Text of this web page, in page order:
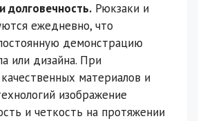
долговечность. Рюкзаки и
ежедневно, что
демонстрацию
или дизайна. При
материалов и
изображение
и четкость на протяжении